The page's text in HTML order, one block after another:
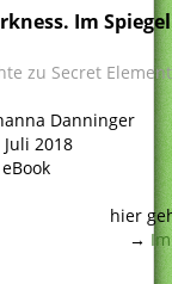
Im
zu Secret
Danninger
2018
hier
→